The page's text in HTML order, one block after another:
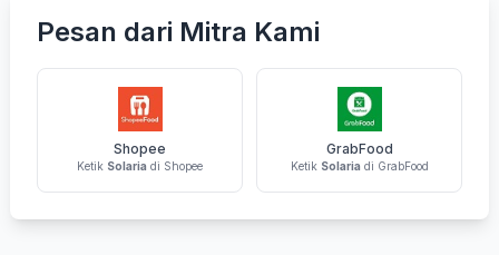
Pesan dari Mitra Kami
Shopee
Ketik Solaria di Shopee
GrabFood
Ketik Solaria di GrabFood